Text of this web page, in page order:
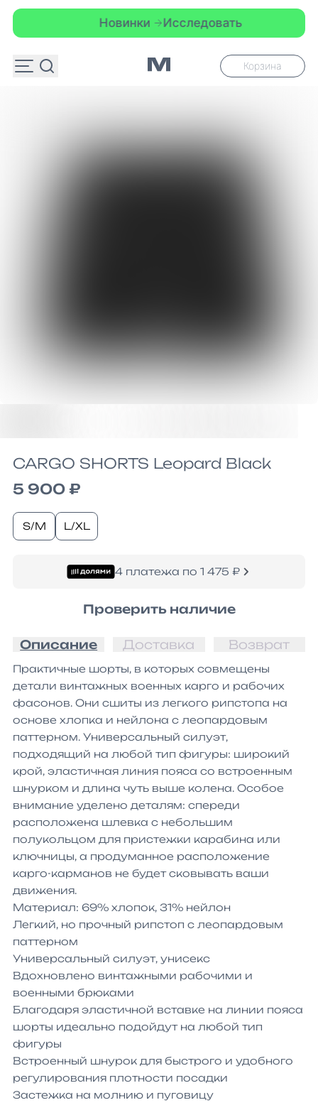
Новинки Исследовать
Корзина
CARGO SHORTS Leopard Black
5 900 ₽
S/M L/XL
4 платежа по 1 475 ₽
Проверить наличие
Описание Доставка Возврат
Практичные шорты, в которых совмещены
детали винтажных военных карго и рабочих
фасонов. Они сшиты из легкого рипстопа на
основе хлопка и нейлона с леопардовым
паттерном. Универсальный силуэт,
подходящий на любой тип фигуры: широкий
крой, эластичная линия пояса со встроенным
шнурком и длина чуть выше колена. Особое
внимание уделено деталям: спереди
расположена шлевка с небольшим
полукольцом для пристежки карабина или
ключницы, а продуманное расположение
карго-карманов не будет сковывать ваши
движения.
Материал: 69% хлопок, 31% нейлон
Легкий, но прочный рипстоп с леопардовым
паттерном
Универсальный силуэт, унисекс
Вдохновлено винтажными рабочими и
военными брюками
Благодаря эластичной вставке на линии пояса
шорты идеально подойдут на любой тип
фигуры
Встроенный шнурок для быстрого и удобного
регулирования плотности посадки
Застежка на молнию и пуговицу